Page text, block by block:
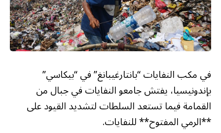
في مكب النفايات “بانتارغيبانغ” في “بيكاسي”
بإندونيسيا، يفتش جامعو النفايات في جبال من
القمامة فيما تستعد السلطات لتشديد القيود على
**الرمي المفتوح** للنفايات.